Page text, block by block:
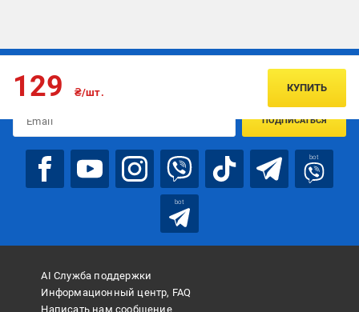
129 ₴/шт. КУПИТЬ
Подписывайтесь, чтобы узнавать первым об акцияx и
ПОДПИСАТЬСЯ
bot
bot
AI Служба поддержки
Информационный центр, FAQ
Написать нам сообщение